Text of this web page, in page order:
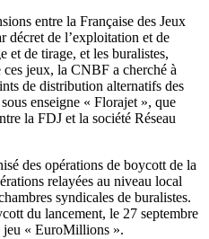
entre la Française des Jeux
décret de l’exploitation et de
et de tirage, et les buralistes,
jeux, la CNBF a cherché à
de distribution alternatifs des
enseigne « Florajet », que
la FDJ et la société Réseau
des opérations de boycott de la
relayées au niveau local
syndicales de buralistes.
du lancement, le 27 septembre
jeu « EuroMillions ».